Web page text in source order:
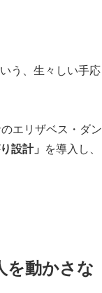
う、生々しい手応
エリザベス・ダン
設計」 を導入し、
を動かさな